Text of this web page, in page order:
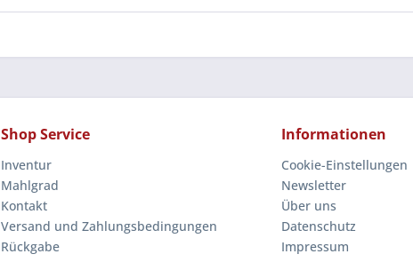
Shop Service
Inventur
Mahlgrad
Kontakt
Versand und Zahlungsbedingungen
Rückgabe
Informationen
Cookie-Einstellungen
Newsletter
Über uns
Datenschutz
Impressum